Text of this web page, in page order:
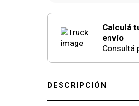
Calculá
envío
Consultá
DESCRIPCIÓN